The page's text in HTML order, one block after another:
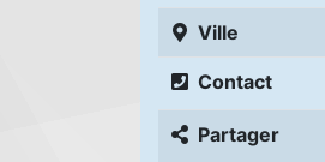
Ville
Contact
Partager